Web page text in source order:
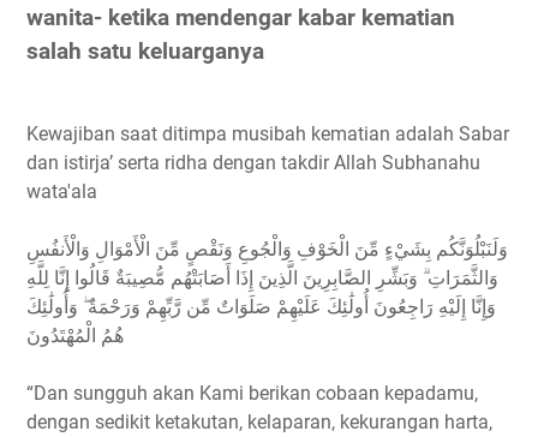
wanita- ketika mendengar kabar kematian
salah satu keluarganya
Kewajiban saat ditimpa musibah kematian adalah Sabar
dan istirja’ serta ridha dengan takdir Allah Subhanahu
wata'ala
وَلَنَبْلُوَنَّكُم بِشَيْءٍ مِّنَ الْخَوْفِ وَالْجُوعِ وَنَقْصٍ مِّنَ الْأَمْوَالِ وَالْأَنفُسِ
وَالثَّمَرَاتِ ۗ وَبَشِّرِ الصَّابِرِينَ الَّذِينَ إِذَا أَصَابَتْهُم مُّصِيبَةٌ قَالُوا إِنَّا لِلَّهِ
وَإِنَّا إِلَيْهِ رَاجِعُونَ أُولَٰئِكَ عَلَيْهِمْ صَلَوَاتٌ مِّن رَّبِّهِمْ وَرَحْمَةٌ ۖ وَأُولَٰئِكَ
هُمُ الْمُهْتَدُونَ
“Dan sungguh akan Kami berikan cobaan kepadamu,
dengan sedikit ketakutan, kelaparan, kekurangan harta,